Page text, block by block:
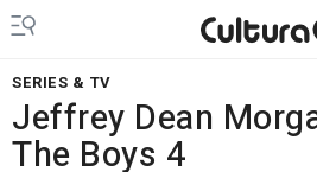
SERIES & TV
Jeffrey Dean
The Boys 4